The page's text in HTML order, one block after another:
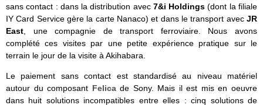
sans contact : dans la distribution avec 7&i Holdings(dont la filiale
IY Card Service gère la carte Nanaco) et dans le transport avec JR
East, une compagnie de transport ferroviaire. Nous avons
complété ces visites par une petite expérience pratique sur le
terrain le jour de la visite à Akihabara.
Le paiement sans contact est standardisé au niveau matériel
autour du composant Felicade Sony. Mais il est mis en oeuvre
dans huit solutions incompatibles entre elles : cinq solutions de